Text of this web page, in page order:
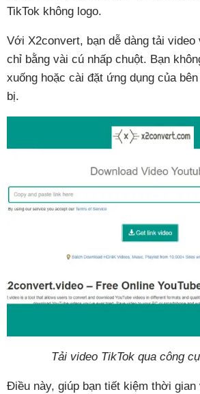
TikTok không logo.
Với X2convert, bạn dễ dàng tải
chỉ bằng vài cú nhấp chuột. Bạn
xuống hoặc cài đặt ứng dụng của
bị.
Tải video TikTok qua công
Điều này, giúp bạn tiết kiệm thời gian